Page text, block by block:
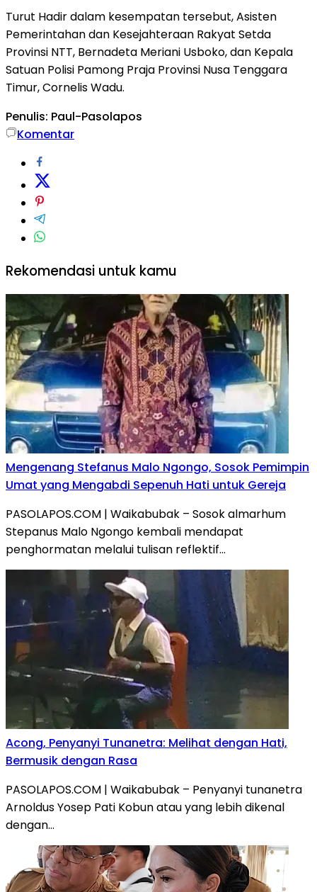
Turut Hadir dalam kesempatan tersebut, Asisten
Pemerintahan dan Kesejahteraan Rakyat Setda
Provinsi NTT, Bernadeta Meriani Usboko, dan Kepala
Satuan Polisi Pamong Praja Provinsi Nusa Tenggara
Timur, Cornelis Wadu.
Penulis: Paul-Pasolapos
Komentar
Rekomendasi untuk kamu
Mengenang Stefanus Malo Ngongo, Sosok Pemimpin
Umat yang Mengabdi Sepenuh Hati untuk Gereja
PASOLAPOS.COM | Waikabubak – Sosok almarhum
Stepanus Malo Ngongo kembali mendapat
penghormatan melalui tulisan reflektif…
Acong, Penyanyi Tunanetra: Melihat dengan Hati,
Bermusik dengan Rasa
PASOLAPOS.COM | Waikabubak – Penyanyi tunanetra
Arnoldus Yosep Pati Kobun atau yang lebih dikenal
dengan…